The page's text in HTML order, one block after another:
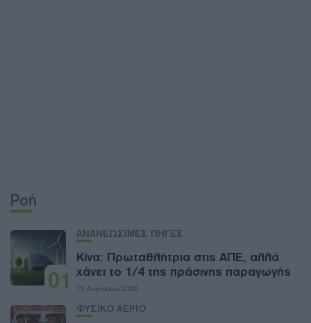
Ροή
01
ΑΝΑΝΕΩΣΙΜΕΣ ΠΗΓΕΣ
Κίνα: Πρωταθλήτρια στις ΑΠΕ, αλλά
χάνει το 1/4 της πράσινης παραγωγής
10 Αυγούστου 2026
ΦΥΣΙΚΟ ΑΕΡΙΟ